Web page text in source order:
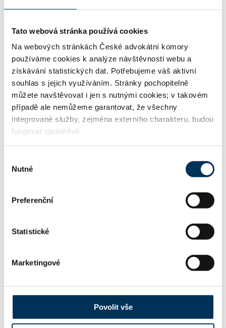
Tato webová stránka používá cookies
Na webových stránkách České advokátní komory
používáme cookies k analýze návštěvnosti webu a
získávání statistických dat. Potřebujeme váš aktivní
souhlas s jejich využíváním. Stránky pochopitelně
můžete navštěvovat i jen s nutnými cookies; v takovém
případě ale nemůžeme garantovat, že všechny
integrované služby, zejména externího charakteru, budou
fungovat spolehlivě.
souhlasu
Nutné
Preferenční
Statistické
Marketingové
Povolit vše
Společník: Mgr. MARTINA WOŠOVÁ
Stav: Aktivní
KONCIPIENTI
Koncipient: JUDr. PhDr. TOMÁŠ BŘICHÁČEK, Ph.D.
Stav: Aktivní